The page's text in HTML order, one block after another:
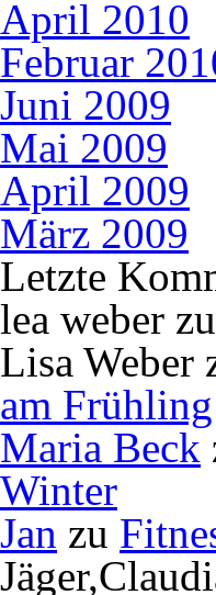
April 2010
Februar
Juni 2009
Mai 2009
April 2009
März 2009
Letzte
lea weber zu
Lisa Weber
am
Maria Beck
Winter
Jan zu